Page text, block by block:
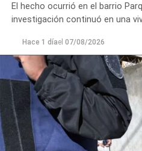
efectivos, el hombre fue
mayor gravedad.
El hecho ocurrió en el barrio
investigación continuó en una
Hace 1 díael 07/08/2026